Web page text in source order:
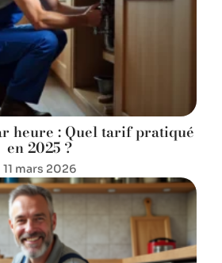
heure : Quel tarif pratiqué
en 2025 ?
11 mars 2026